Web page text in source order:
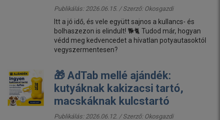
Publikálás: 2026.06.15. / Szerző: Okosgazdi
Itt a jó idő, és vele együtt sajnos a kullancs- és
bolhaszezon is elindult! 🐕🐈 Tudod már, hogyan
védd meg kedvencedet a hívatlan potyautasoktól
vegyszermentesen?
🎁 AdTab mellé ajándék:
kutyáknak kakizacsi tartó,
macskáknak kulcstartó
Publikálás: 2026.06.12. / Szerző: Okosgazdi